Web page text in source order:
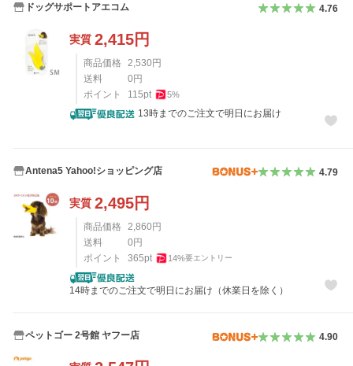
ドッグサポートアエコム 4.76
実質 2,415円
商品価格 2,530円
送料
0円
ポイント
115pt 5%
13時までのご注文で明日にお届け
Antena5 Yahoo!ショッピング店 4.79
実質 2,495円
商品価格 2,860円
送料
0円
ポイント
365pt 14%要エントリー
14時までのご注文で明日にお届け（休業日を除く）
ペットゴー 2号館 ヤフー店 4.90